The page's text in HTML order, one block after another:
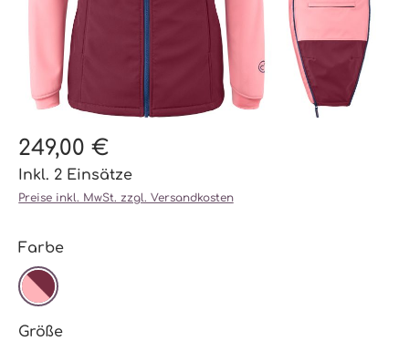
249,00 €
Inkl. 2 Einsätze
Preise inkl. MwSt. zzgl. Versandkosten
Farbeauswählen
PARTY PURPLE
Größeauswählen